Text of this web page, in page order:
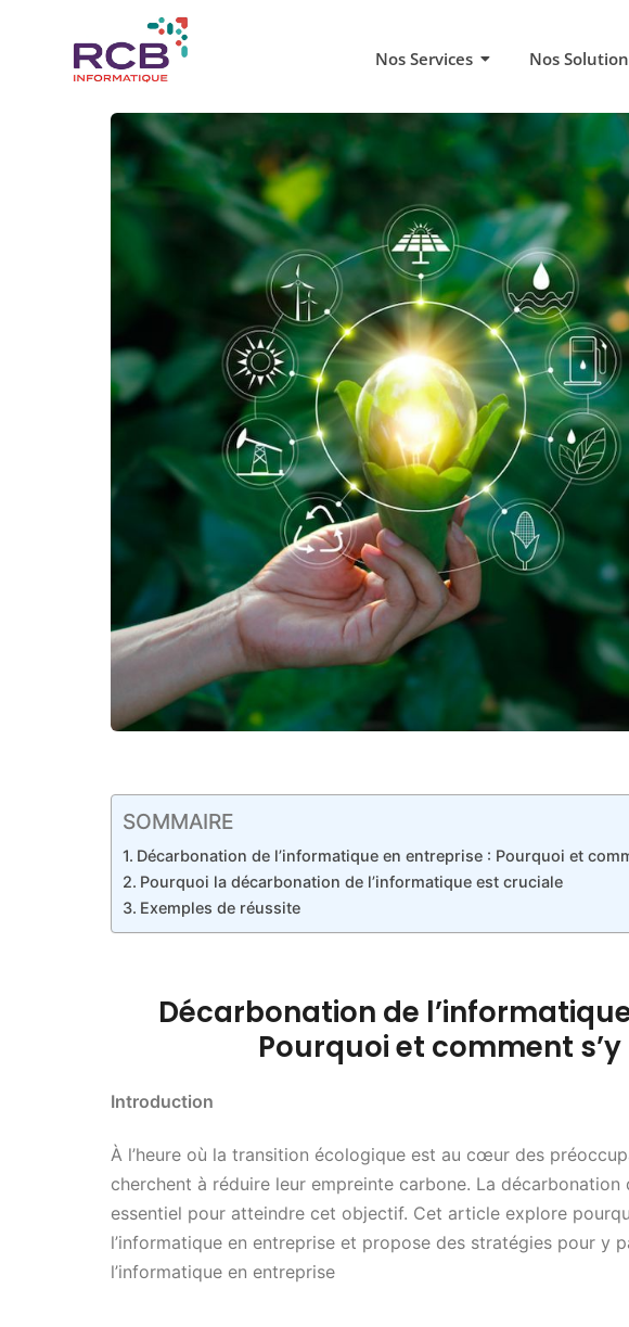
Nos Services Nos
SOMMAIRE
Décarbonation de l’informatique en entreprise : Pourquoi et
Pourquoi la décarbonation de l’informatique est cruciale
Exemples de réussite
Décarbonation de
Pourquoi et comment
Introduction
À l’heure où la transition écologique est au cœur des
cherchent à réduire leur empreinte carbone. La décarbonation
essentiel pour atteindre cet objectif. Cet article explore
l’informatique en entreprise et propose des stratégies pour y
l’informatique en entreprise